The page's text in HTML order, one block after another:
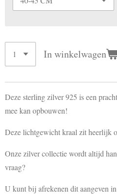
In winkelwagen
Deze sterling zilver 925 is een
mee kan opbouwen!
Deze lichtgewicht kraal zit heerlijk
Onze zilver collectie wordt altijd
vraag?
U kunt bij afrekenen dit aangeven